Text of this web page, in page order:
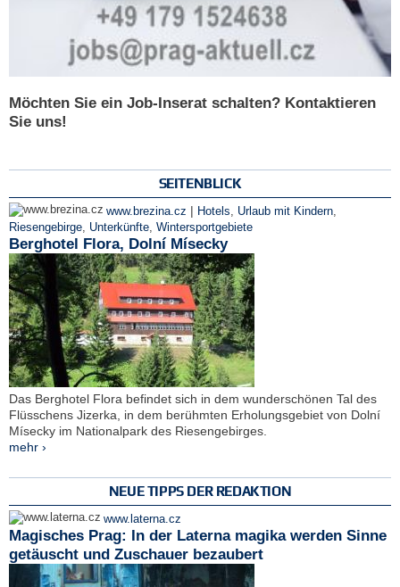
Möchten Sie ein Job-Inserat schalten? Kontaktieren
Sie uns!
SEITENBLICK
www.brezina.cz | Hotels, Urlaub mit Kindern,
Riesengebirge, Unterkünfte, Wintersportgebiete
Berghotel Flora, Dolní Mísecky
Das Berghotel Flora befindet sich in dem wunderschönen Tal des
Flüsschens Jizerka, in dem berühmten Erholungsgebiet von Dolní
Mísecky im Nationalpark des Riesengebirges.
mehr ›
NEUE TIPPS DER REDAKTION
www.laterna.cz
Magisches Prag: In der Laterna magika werden Sinne
getäuscht und Zuschauer bezaubert